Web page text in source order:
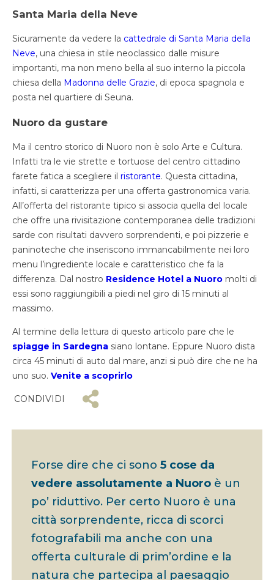
Santa Maria della Neve
Sicuramente da vedere la cattedrale di Santa Maria della
Neve, una chiesa in stile neoclassico dalle misure
importanti, ma non meno bella al suo interno la piccola
chiesa della Madonna delle Grazie, di epoca spagnola e
posta nel quartiere di Seuna.
Nuoro da gustare
Ma il centro storico di Nuoro non è solo Arte e Cultura.
Infatti tra le vie strette e tortuose del centro cittadino
farete fatica a scegliere il ristorante. Questa cittadina,
infatti, si caratterizza per una offerta gastronomica varia.
All’offerta del ristorante tipico si associa quella del locale
che offre una rivisitazione contemporanea delle tradizioni
sarde con risultati davvero sorprendenti, e poi pizzerie e
paninoteche che inseriscono immancabilmente nei loro
menu l’ingrediente locale e caratteristico che fa la
differenza. Dal nostro Residence Hotel a Nuoro molti di
essi sono raggiungibili a piedi nel giro di 15 minuti al
massimo.
Al termine della lettura di questo articolo pare che le
spiagge in Sardegna siano lontane. Eppure Nuoro dista
circa 45 minuti di auto dal mare, anzi si può dire che ne ha
uno suo. Venite a scoprirlo
CONDIVIDI
Forse dire che ci sono5 cose da
vedere assolutamente a Nuoro è un
po’ riduttivo. Per certo Nuoro è una
città sorprendente, ricca di scorci
fotografabili ma anche con una
offerta culturale di prim’ordine e la
natura che partecipa al paesaggio